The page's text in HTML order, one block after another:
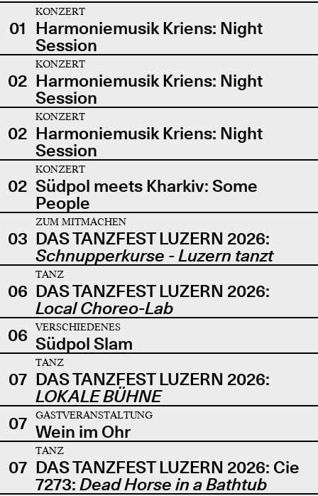
01
KONZERT
Harmoniemusik Kriens: Night
Session
02
KONZERT
Harmoniemusik Kriens: Night
Session
02
KONZERT
Harmoniemusik Kriens: Night
Session
02
KONZERT
Südpol meets Kharkiv: Some
People
03
ZUM MITMACHEN
DAS TANZFEST LUZERN 2026:
Schnupperkurse - Luzern tanzt
06
TANZ
DAS TANZFEST LUZERN 2026:
Local Choreo-Lab
06
VERSCHIEDENES
Südpol Slam
07
TANZ
DAS TANZFEST LUZERN 2026:
LOKALE BÜHNE
07
GASTVERANSTALTUNG
Wein im Ohr
07
TANZ
DAS TANZFEST LUZERN 2026: Cie
7273: Dead Horse in a Bathtub